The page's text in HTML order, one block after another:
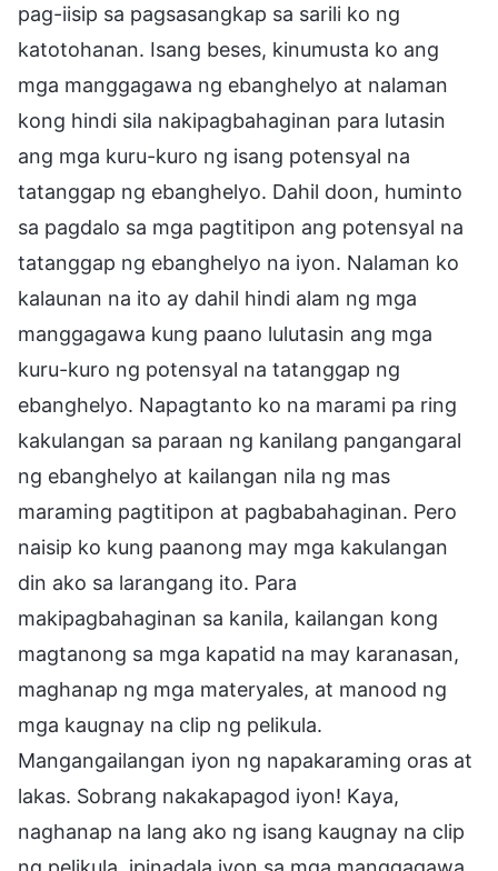
pag-iisip sa pagsasangkap sa sarili ko ng
katotohanan. Isang beses, kinumusta ko ang
mga manggagawa ng ebanghelyo at nalaman
kong hindi sila nakipagbahaginan para lutasin
ang mga kuru-kuro ng isang potensyal na
tatanggap ng ebanghelyo. Dahil doon, huminto
sa pagdalo sa mga pagtitipon ang potensyal na
tatanggap ng ebanghelyo na iyon. Nalaman ko
kalaunan na ito ay dahil hindi alam ng mga
manggagawa kung paano lulutasin ang mga
kuru-kuro ng potensyal na tatanggap ng
ebanghelyo. Napagtanto ko na marami pa ring
kakulangan sa paraan ng kanilang pangangaral
ng ebanghelyo at kailangan nila ng mas
maraming pagtitipon at pagbabahaginan. Pero
naisip ko kung paanong may mga kakulangan
din ako sa larangang ito. Para
makipagbahaginan sa kanila, kailangan kong
magtanong sa mga kapatid na may karanasan,
maghanap ng mga materyales, at manood ng
mga kaugnay na clip ng pelikula.
Mangangailangan iyon ng napakaraming oras at
lakas. Sobrang nakakapagod iyon! Kaya,
naghanap na lang ako ng isang kaugnay na clip